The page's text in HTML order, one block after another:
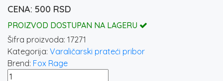
500 RSD
PROIZVOD DOSTUPAN NA LAGERU
Šifra proizvoda: 17271
Kategorija: Varaličarski prateći pribor
Brend: Fox Rage
FOX